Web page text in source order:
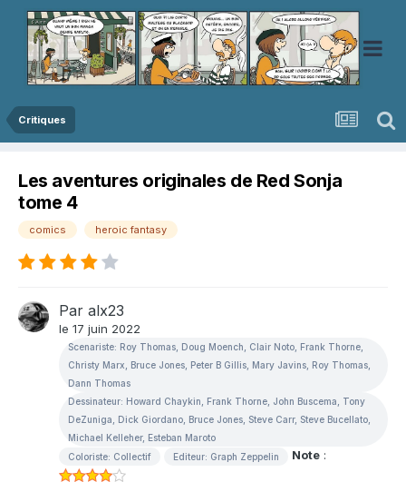
Critiques
Les aventures originales de Red Sonja
tome 4
comics heroic fantasy
Par alx23
le 17 juin 2022
Scenariste: Roy Thomas, Doug Moench, Clair Noto, Frank Thorne,
Christy Marx, Bruce Jones, Peter B Gillis, Mary Javins, Roy Thomas,
Dann Thomas
Dessinateur: Howard Chaykin, Frank Thorne, John Buscema, Tony
DeZuniga, Dick Giordano, Bruce Jones, Steve Carr, Steve Bucellato,
Michael Kelleher, Esteban Maroto
Coloriste: Collectif
Editeur: Graph Zeppelin Note :